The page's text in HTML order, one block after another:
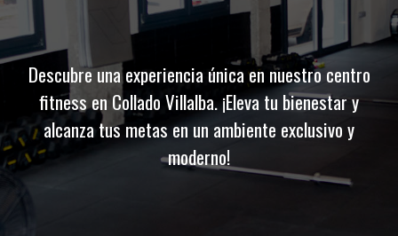
Descubre una experiencia única en nuestro centro
fitness en Collado Villalba. ¡Eleva tu bienestar y
alcanza tus metas en un ambiente exclusivo y
moderno!